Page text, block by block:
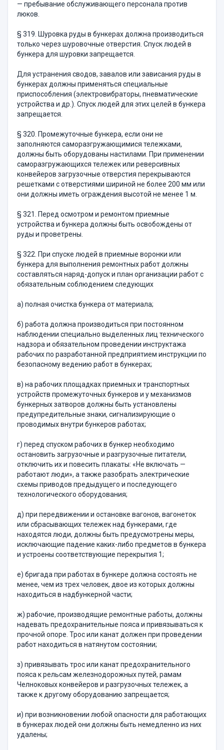
— пребывание обслуживающего персонала против
люков.
§ 319. Шуровка руды в бункерах должна производиться
только через шуровочные отверстия. Спуск людей в
бункера для шуровки запрещается.
Для устранения сводов, завалов или зависания руды в
бункеpax должны применяться специальные
приспособления (электровибраторы, пневматические
устройства и др.). Спуск людей для этих целей в бункера
запрещается.
§ 320. Промежуточные бункера, если они не
заполняются само­разгружающимися тележками,
должны быть оборудованы насти­лами. При применении
саморазгружающихся тележек или реверсив­ных
конвейеров загрузочные отверстия перекрываются
решетками с отверстиями шириной не более 200 мм или
они должны иметь ограждения высотой не менее 1 м.
§ 321. Перед осмотром и ремонтом приемные
устройства и бун­кера должны быть освобождены от
руды и проветрены.
§ 322. При спуске людей в приемные воронки или
бункера для выполнения ремонтных работ должны
составляться наряд-допуск и план организации работ с
обязательным соблюдением следующих
а) полная очистка бункера от материала;
б) работа должна производиться при постоянном
наблюдении специально выделенных лиц технического
надзора и обязательном проведении инструктажа
рабочих по разработанной предприятием инструкции по
безопасному ведению работ в бункерах;
в) на рабочих площадках приемных и транспортных
устройств промежуточных бункеров и у механизмов
бункерных затворов долж­ны быть установлены
предупредительные знаки, сигнализирующие о
проводимых внутри бункеров работах;
г) перед спуском рабочих в бункер необходимо
остановить за­грузочные и разгрузочные питатели,
отключить их и повесить пла­каты: «Не включать —
работают люди», а также разобрать электри­ческие
схемы приводов предыдущего и последующего
технологиче­ского оборудования;
д) при передвижении и остановке вагонов, вагонеток
или сбра­сывающих тележек над бункерами, где
находятся люди, должны быть предусмотрены меры,
исключающие падение каких-либо пред­метов в бункера
и устроены соответствующие перекрытия 1;
е) бригада при работах в бункере должна состоять не
менее, чем из трех человек, двое из которых должны
находиться в надбункерной части;
ж) рабочие, производящие ремонтные работы, должны
надевать предохранительные пояса и привязываться к
прочной опоре. Трос или канат должен при проведении
работ находиться в натянутом состоянии;
з) привязывать трос или канат предохранительного
пояса к рельсам железнодорожных путей, рамам
Челноковых конвейеров и разгрузочных тележек, а
также к другому оборудованию запре­щается;
и) при возникновении любой опасности для работающих
в бун­керах людей они должны быть немедленно из них
удалены;